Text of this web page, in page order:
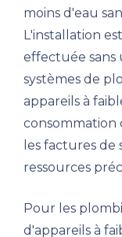
moins d'eau
L'installation
effectuée
systèmes de
appareils à
consommation
les factures de
ressources
Pour les
d'appareils à